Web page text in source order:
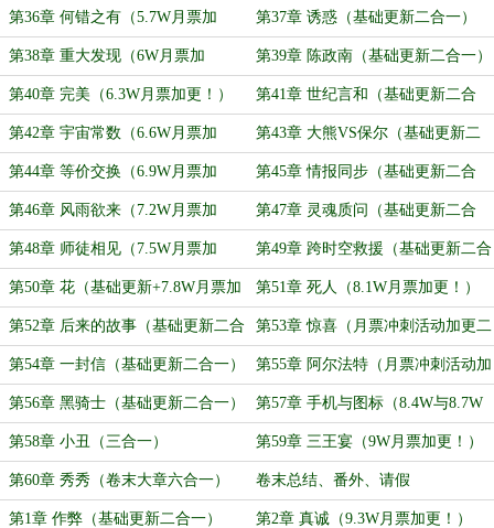
更！） 二合一）
第36章 何错之有（5.7W月票加
更！）
第37章 诱惑（基础更新二合一）
第38章 重大发现（6W月票加
更！）
第39章 陈政南（基础更新二合一）
第40章 完美（6.3W月票加更！） 第41章 世纪言和（基础更新二合
一）
第42章 宇宙常数（6.6W月票加
更！）
第43章 大熊VS保尔（基础更新二
合一）
第44章 等价交换（6.9W月票加
更！）
第45章 情报同步（基础更新二合
一）
第46章 风雨欲来（7.2W月票加
更！）
第47章 灵魂质问（基础更新二合
一）
第48章 师徒相见（7.5W月票加
更！）
第49章 跨时空救援（基础更新二合
一）
第50章 花（基础更新+7.8W月票加
更，三合一）
第51章 死人（8.1W月票加更！）
第52章 后来的故事（基础更新二合
一）
第53章 惊喜（月票冲刺活动加更二
合一）
第54章 一封信（基础更新二合一） 第55章 阿尔法特（月票冲刺活动加
更三合一）
第56章 黑骑士（基础更新二合一） 第57章 手机与图标（8.4W与8.7W
月票加更二合一）
第58章 小丑（三合一） 第59章 三王宴（9W月票加更！）
第60章 秀秀（卷末大章六合一） 卷末总结、番外、请假
第1章 作弊（基础更新二合一） 第2章 真诚（9.3W月票加更！）